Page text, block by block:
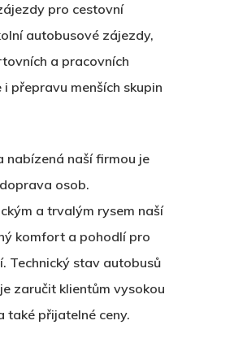
pro cestovní
autobusové zájezdy,
a pracovních
i přepravu menších skupin
nabízená naší firmou je
osob.
a trvalým rysem naší
komfort a pohodlí pro
Technický stav autobusů
zaručit klientům vysokou
také přijatelné ceny.